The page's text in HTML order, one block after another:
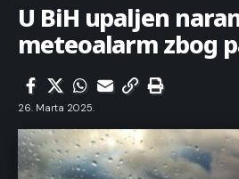
U BiH upaljen
meteoalarm zbog
26. Marta 2025.